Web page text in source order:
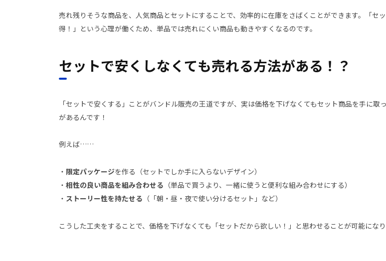
売れ残りそうな商品を、人気商品とセットにすることで、効率的に在庫をさばくことができます。「セ
得！」という心理が働くため、単品では売れにくい商品も動きやすくなるのです。
セットで安くしなくても売れる方法がある！？
「セットで安くする」ことがバンドル販売の王道ですが、実は価格を下げなくてもセット商品を手に取
があるんです！
例えば……
・ 限定パッケージを作る（セットでしか手に入らないデザイン）
・相性の良い商品を組み合わせる （単品で買うより、一緒に使うと便利な組み合わせにする）
・ ストーリー性を持たせる （「朝・昼・夜で使い分けるセット」など）
こうした工夫をすることで、価格を下げなくても「セットだから欲しい！」と思わせることが可能になり